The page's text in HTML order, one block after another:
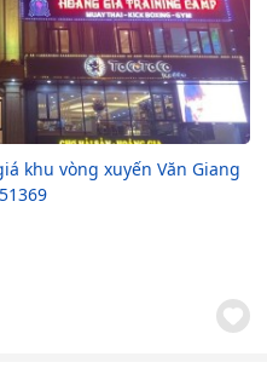
khu vòng xuyến Văn Giang